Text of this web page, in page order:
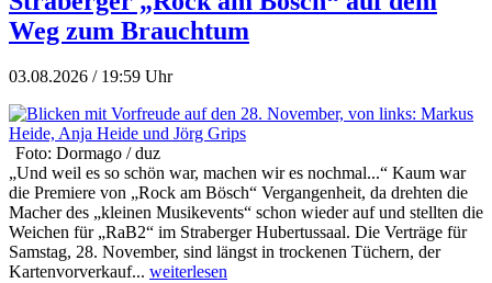
Weg zum Brauchtum
03.08.2026 / 19:59 Uhr
Foto: Dormago / duz
„Und weil es so schön war, machen wir es nochmal...“ Kaum war
die Premiere von „Rock am Bösch“ Vergangenheit, da drehten die
Macher des „kleinen Musikevents“ schon wieder auf und stellten die
Weichen für „RaB2“ im Straberger Hubertussaal. Die Verträge für
Samstag, 28. November, sind längst in trockenen Tüchern, der
Kartenvorverkauf... weiterlesen